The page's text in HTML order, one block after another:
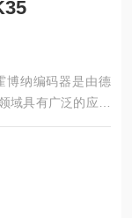
域具有广泛的应用